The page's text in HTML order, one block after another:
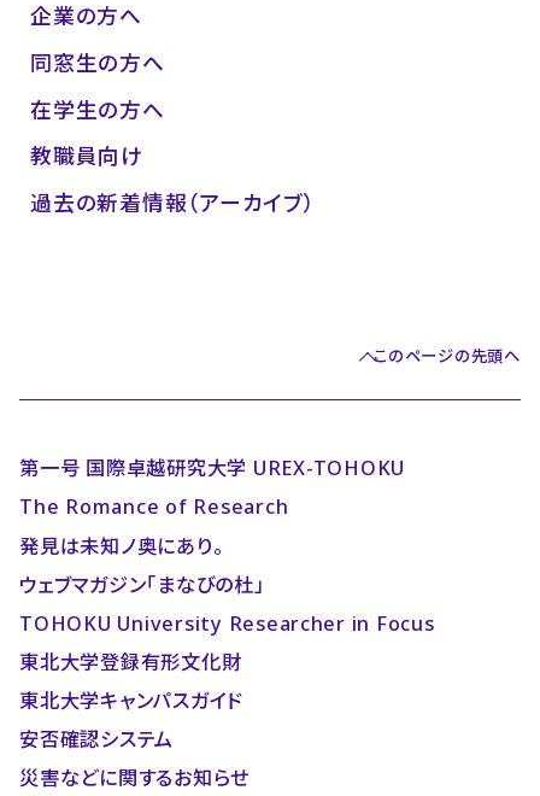
企業の方へ
同窓生の方へ
在学生の方へ
教職員向け
過去の新着情報（アーカイブ）
このページの先頭へ
第一号 国際卓越研究大学 UREX-TOHOKU
The Romance of Research
発見は未知ノ奥にあり。
ウェブマガジン「まなびの杜」
TOHOKU University Researcher in Focus
東北大学登録有形文化財
東北大学キャンパスガイド
安否確認システム
災害などに関するお知らせ